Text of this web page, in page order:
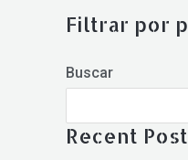
Filtrar por
Buscar
Recent